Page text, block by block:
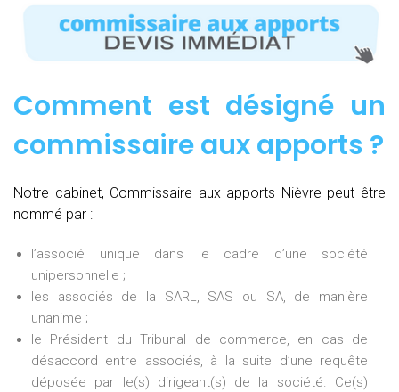
Comment est désigné un
commissaire aux apports ?
Notre cabinet, Commissaire aux apports Nièvre peut être
nommé par :
l’associé unique dans le cadre d’une société
unipersonnelle ;
les associés de la SARL, SAS ou SA, de manière
unanime ;
le Président du Tribunal de commerce, en cas de
désaccord entre associés, à la suite d’une requête
déposée par le(s) dirigeant(s) de la société. Ce(s)